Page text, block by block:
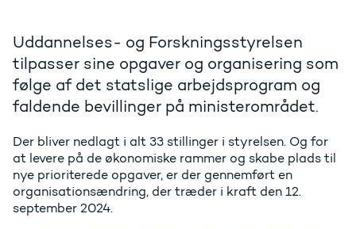
Uddannelses- og Forskningsstyrelsen
tilpasser sine opgaver og organisering som
følge af det statslige arbejdsprogram og
faldende bevillinger på ministerområdet.
Der bliver nedlagt i alt 33 stillinger i styrelsen. Og for
at levere på de økonomiske rammer og skabe plads til
nye prioriterede opgaver, er der gennemført en
organisationsændring, der træder i kraft den 12.
september 2024.